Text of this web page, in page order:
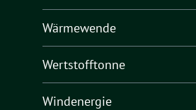
Wärmewende
Wertstofftonne
Windenergie